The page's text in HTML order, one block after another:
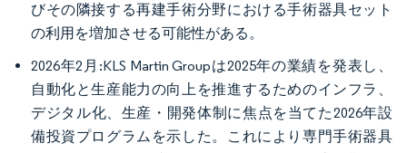
びその隣接する再建手術分野における手術器具セット
の利用を増加させる可能性がある。
2026年2月:KLS Martin Groupは2025年の業績を発表し、
自動化と生産能力の向上を推進するためのインフラ、
デジタル化、生産・開発体制に焦点を当てた2026年設
備投資プログラムを示した。これにより専門手術器具